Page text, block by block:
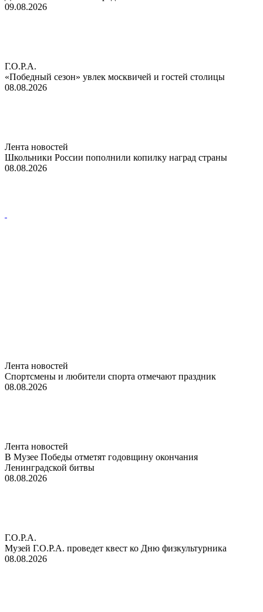
09.08.2026
Г.О.Р.А.
«Победный сезон» увлек москвичей и гостей столицы
08.08.2026
Лента новостей
Школьники России пополнили копилку наград страны
08.08.2026
Лента новостей
Спортсмены и любители спорта отмечают праздник
08.08.2026
Лента новостей
В Музее Победы отметят годовщину окончания
Ленинградской битвы
08.08.2026
Г.О.Р.А.
Музей Г.О.Р.А. проведет квест ко Дню физкультурника
08.08.2026